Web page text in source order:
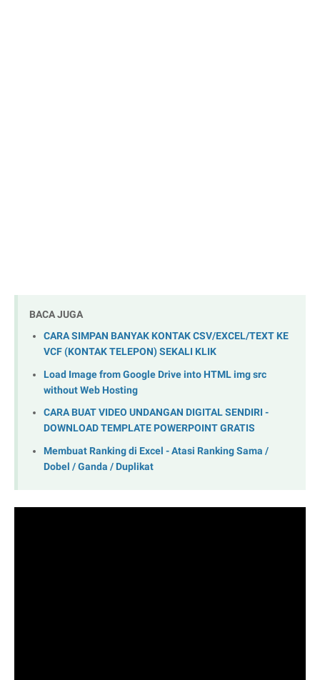
BACA JUGA
CARA SIMPAN BANYAK KONTAK CSV/EXCEL/TEXT KE
VCF (KONTAK TELEPON) SEKALI KLIK
Load Image from Google Drive into HTML img src
without Web Hosting
CARA BUAT VIDEO UNDANGAN DIGITAL SENDIRI -
DOWNLOAD TEMPLATE POWERPOINT GRATIS
Membuat Ranking di Excel - Atasi Ranking Sama /
Dobel / Ganda / Duplikat